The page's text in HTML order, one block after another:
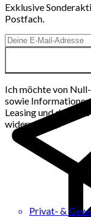
Exklusive
Postfach.
Ich möchte von
sowie
Leasing und der
widerrufbar).
Privat- &